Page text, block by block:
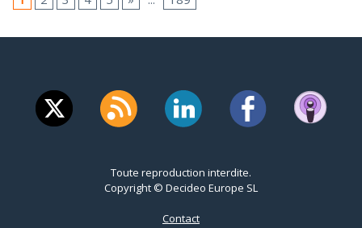
Toute reproduction interdite.
Copyright © Decideo Europe SL
Contact